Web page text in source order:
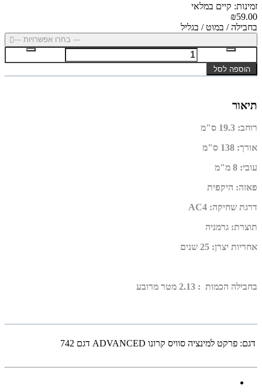
זמינות: קיים במלאי
₪59.00
בחבילה / במוט / בגליל
--- בחרו אפשרויות ---
הוספה לסל
תיאור
רוחב: 19.3 ס"מ
אורך: 138 ס"מ
עובי: 8 מ"מ
פאזה: היקפית
דרגת שחיקה:
AC4
תוצרת: גרמניה
אחריות יצרן: 25 שנים
בחבילה הכמות : 2.13 מטר מרובע
דגם: פרקט למינציה סוויס קרונו ADVANCED דגם 742